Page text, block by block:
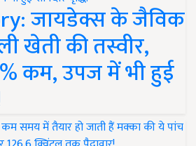
जायडेक्स के जैविक
खेती की तस्वीर,
कम, उपज में भी हुई